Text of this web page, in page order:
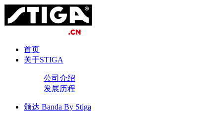
首页
关于STIGA
公司介绍
发展历程
颁达 Banda By Stiga